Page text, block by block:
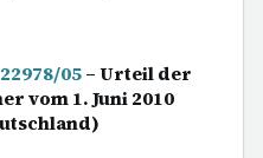
22978/05– Urteil der
vom 1. Juni 2010